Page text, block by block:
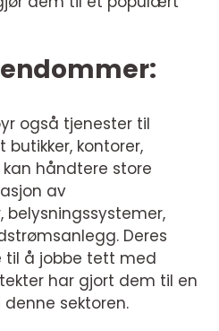
også tjenester til
kontorer,
kan håndtere store
av
Deres
til å jobbe tett med
har gjort dem til en
sektoren.